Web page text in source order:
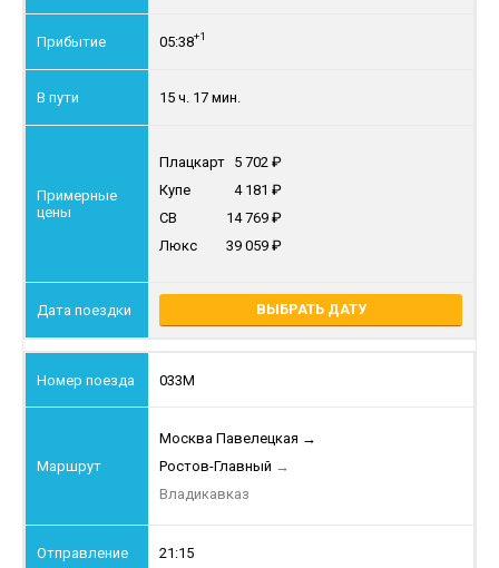
05:38+1
15 ч. 17 мин.
Плацкарт 5 702
Купе
4 181
СВ
14 769
Люкс
39 059
ВЫБРАТЬ ДАТУ
033М
Москва Павелецкая →
Ростов-Главный →
Владикавказ
21:15